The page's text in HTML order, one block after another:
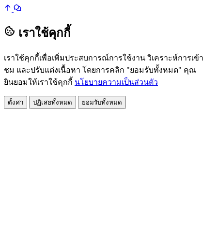
เราใช้คุกกี้
เราใช้คุกกี้เพื่อเพิ่มประสบการณ์การใช้งาน วิเคราะห์การเข้า
ชม และปรับแต่งเนื้อหา โดยการคลิก "ยอมรับทั้งหมด" คุณ
ยินยอมให้เราใช้คุกกี้ นโยบายความเป็นส่วนตัว
ตั้งค่า ปฏิเสธทั้งหมด ยอมรับทั้งหมด